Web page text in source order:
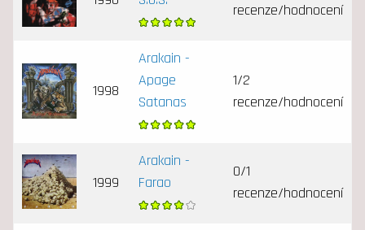
recenze/hodnocení
1998
Arakain -
Apage
Satanas
1/2
recenze/hodnocení
1999
Arakain -
Farao
0/1
recenze/hodnocení